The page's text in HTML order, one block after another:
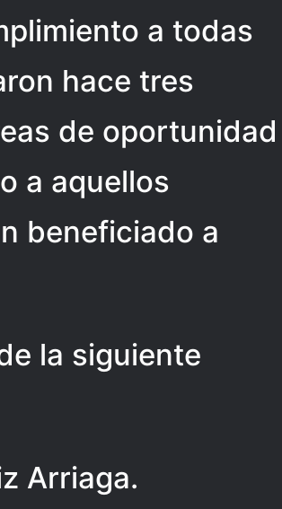
a todas
hace tres
de oportunidad
a aquellos
beneficiado a
la siguiente
Arriaga.